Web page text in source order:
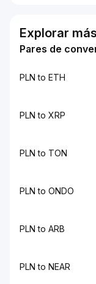
Explorar más
Pares de
PLN to ETH
PLN to XRP
PLN to TON
PLN to ONDO
PLN to ARB
PLN to NEAR